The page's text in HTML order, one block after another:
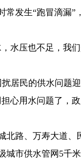
发生“跑冒滴漏”
水压也不足，我
居民的供水问题
心用水问题了，
北路、万寿大道
市供水管网5千